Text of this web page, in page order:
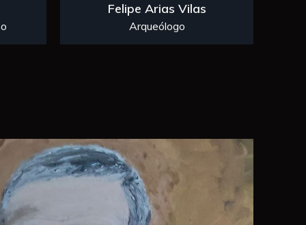
Felipe Arias Vilas
Arqueólogo